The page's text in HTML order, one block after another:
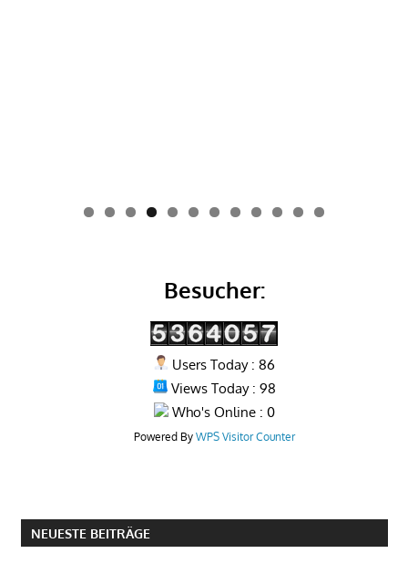
0 1 2
Besucher:
Users Today : 86
Views Today : 98
Who's Online : 0
Powered By WPS Visitor Counter
NEUESTE BEITRÄGE